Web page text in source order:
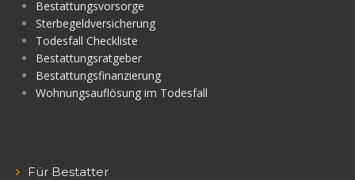
Bestattungsvorsorge
Sterbegeldversicherung
Todesfall Checkliste
Bestattungsratgeber
Bestattungsfinanzierung
Wohnungsauflösung im Todesfall
Für Bestatter